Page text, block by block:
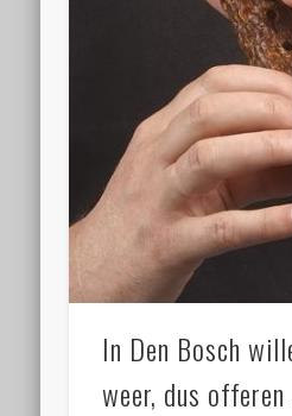
In Den Bosch
weer, dus offeren